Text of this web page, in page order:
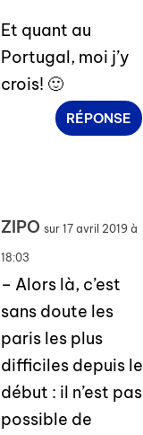
Et quant au
Portugal, moi j’y
crois! 🙂
RÉPONSE
ZIPO sur 17 avril 2019 à
18:03
– Alors là, c’est
sans doute les
paris les plus
difficiles depuis le
début : il n’est pas
possible de